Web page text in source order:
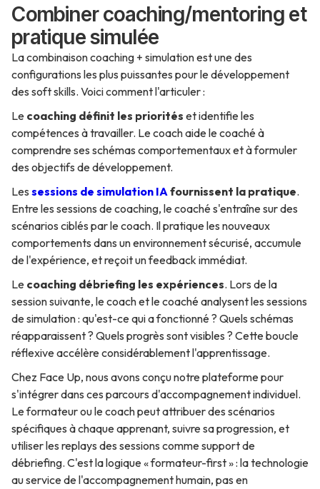
Combiner coaching/mentoring et
pratique simulée
La combinaison coaching + simulation est une des
configurations les plus puissantes pour le développement
des soft skills. Voici comment l'articuler :
Le coaching définit les priorités et identifie les
compétences à travailler. Le coach aide le coaché à
comprendre ses schémas comportementaux et à formuler
des objectifs de développement.
Les sessions de simulation IAfournissent la pratique.
Entre les sessions de coaching, le coaché s'entraîne sur des
scénarios ciblés par le coach. Il pratique les nouveaux
comportements dans un environnement sécurisé, accumule
de l'expérience, et reçoit un feedback immédiat.
Le coaching débriefing les expériences. Lors de la
session suivante, le coach et le coaché analysent les sessions
de simulation : qu'est-ce qui a fonctionné ? Quels schémas
réapparaissent ? Quels progrès sont visibles ? Cette boucle
réflexive accélère considérablement l'apprentissage.
Chez Face Up, nous avons conçu notre plateforme pour
s'intégrer dans ces parcours d'accompagnement individuel.
Le formateur ou le coach peut attribuer des scénarios
spécifiques à chaque apprenant, suivre sa progression, et
utiliser les replays des sessions comme support de
débriefing. C'est la logique « formateur-first » : la technologie
au service de l'accompagnement humain, pas en